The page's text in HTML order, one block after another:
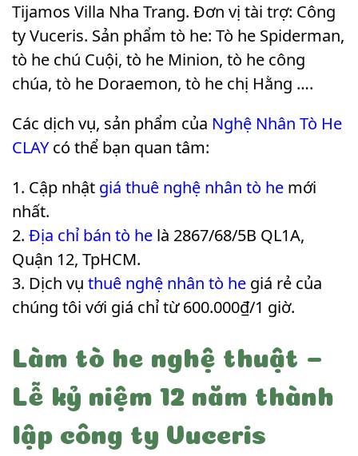
Tijamos Villa Nha Trang. Đơn vị tài trợ: Công
ty Vuceris. Sản phẩm tò he: Tò he Spiderman,
tò he chú Cuội, tò he Minion, tò he công
chúa, tò he Doraemon, tò he chị Hằng ….
Các dịch vụ, sản phẩm của Nghệ Nhân Tò He
CLAY có thể bạn quan tâm:
Cập nhật giá thuê nghệ nhân tò he mới
nhất.
Địa chỉ bán tò he là 2867/68/5B QL1A,
Quận 12, TpHCM.
Dịch vụ thuê nghệ nhân tò he giá rẻ của
chúng tôi với giá chỉ từ 600.000₫/1 giờ.
Làm tò he nghệ thuật –
Lễ kỷ niệm 12 năm thành
lập công ty Vuceris